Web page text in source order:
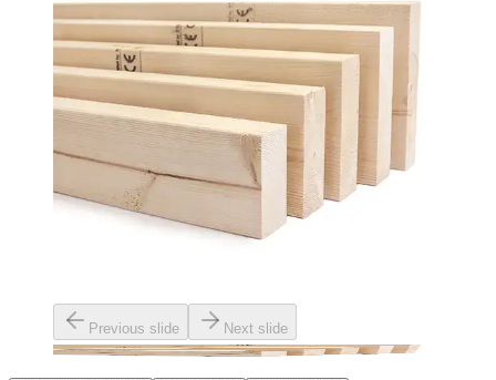
Previous slide Next slide